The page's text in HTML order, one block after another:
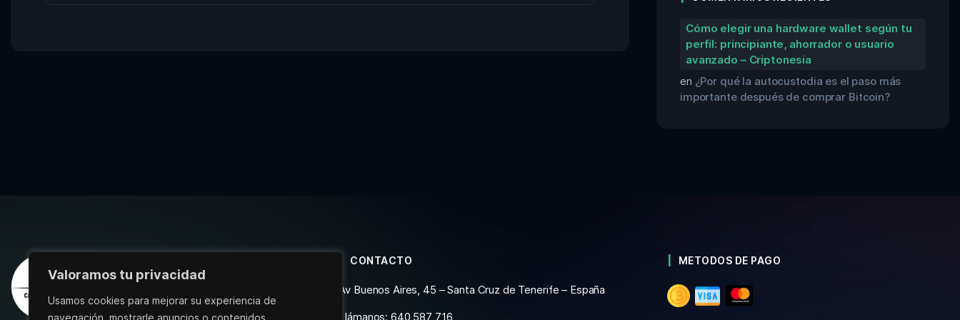
Valoramos tu privacidad
Usamos cookies para mejorar su experiencia de
navegación, mostrarle anuncios o contenidos
Cómo elegir una hardware wallet según tu
perfil: principiante, ahorrador o usuario
avanzado – Criptonesia
en ¿Por qué la autocustodia es el paso más
importante después de comprar Bitcoin?
CONTACTO
Av Buenos Aires, 45 – Santa Cruz de Tenerife – España
Llámanos: 640 587 716
METODOS DE PAGO